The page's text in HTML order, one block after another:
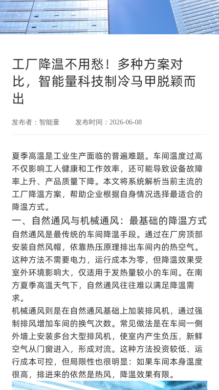
工厂降温不用愁！多种方案对
比，智能量科技制冷马甲脱颖而
出
发布者：智能量 发布时间：2026-06-08
夏季高温是工业生产面临的普遍难题。车间温度过高
不仅影响工人健康和工作效率，还可能导致设备故障
率上升、产品质量下降。本文将系统解析当前主流的
工厂降温方案，帮助企业根据自身情况选择最适合的
降温方式。
一、自然通风与机械通风：最基础的降温方式
自然通风是最传统的车间降温手段。通过在厂房顶部
安装自然风帽，依靠热压原理排出车间内的热空气。
这种方法不需要电力，运行成本为零，但降温效果受
室外环境影响大，仅适用于发热量较小的车间。在南
方夏季高温天气下，自然通风往往难以满足降温需
求。
机械通风则是在自然通风基础上加装排风机，通过强
制排风增加车间的换气次数。常见做法是在车间一侧
外墙上安装多台大型排风机，使室内产生负压，新鲜
空气从门窗进入，形成对流。这种方法投资较低、运
行成本可控，但局限性也很明显：如果车间本身温度
很高，排进来的依然是热风，降温效果有限。